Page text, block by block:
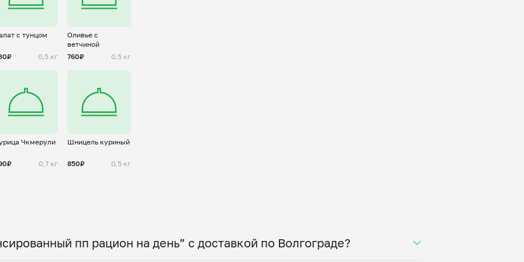
с тунцом
0,5 кг
Оливье с
ветчиной
760₽
0,5 кг
Чкмерули
0,7 кг
Шницель куриный
850₽ 0,5 кг
пп рацион на день” с доставкой по Волгограде?